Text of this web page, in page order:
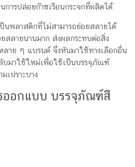
การปล่อยก๊าซเรือนกระจกที่ผลิตได้
นพลาสติกที่ไม่สามารถย่อยสลายได้
ยสลายนานมาก ส่งผลกระทบต่อสิ่ง
าย ๆ แบรนด์ จึงหันมาใช้ทางเลือกอื่น
บมาใช้ใหม่เพื่อใช้เป็นบรรจุภัณฑ์
เปราะบาง
ออกแบบ บรรจุภัณฑ์สี